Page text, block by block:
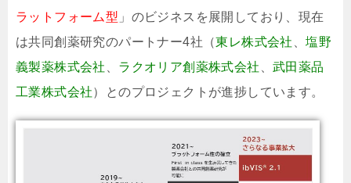
ラットフォーム型 」のビジネスを展開しており、現在
は共同創薬研究のパートナー4社（東レ株式会社 、塩野
義製薬株式会社 、 ラクオリア創薬株式会社 、武田薬品
工業株式会社）とのプロジェクトが進捗しています。